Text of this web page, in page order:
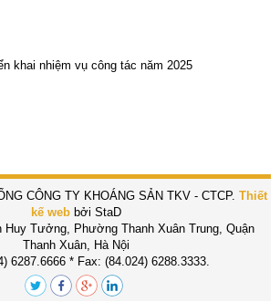
khai nhiệm vụ công tác năm 2025
CÔNG TY KHOÁNG SẢN TKV - CTCP. Thiết
kế webbởi StaD
Huy Tưởng, Phường Thanh Xuân Trung, Quận
Thanh Xuân, Hà Nội
6287.6666 * Fax: (84.024) 6288.3333.